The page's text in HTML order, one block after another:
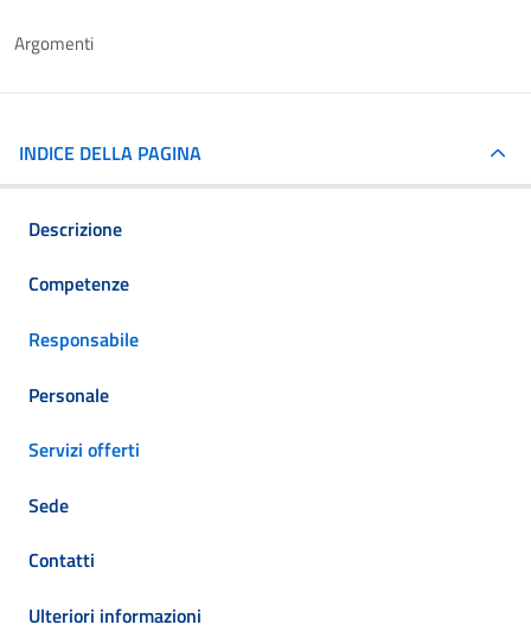
Argomenti
INDICE DELLA PAGINA
Descrizione
Competenze
Responsabile
Personale
Servizi offerti
Sede
Contatti
Ulteriori informazioni